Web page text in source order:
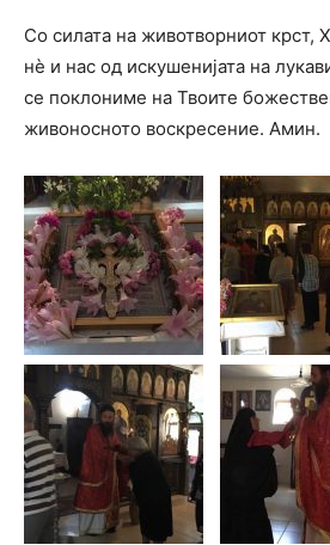
Со силата на животворниот крст,
нѐ и нас од искушенијата на
се поклониме на Твоите
живоносното воскресение. Амин.